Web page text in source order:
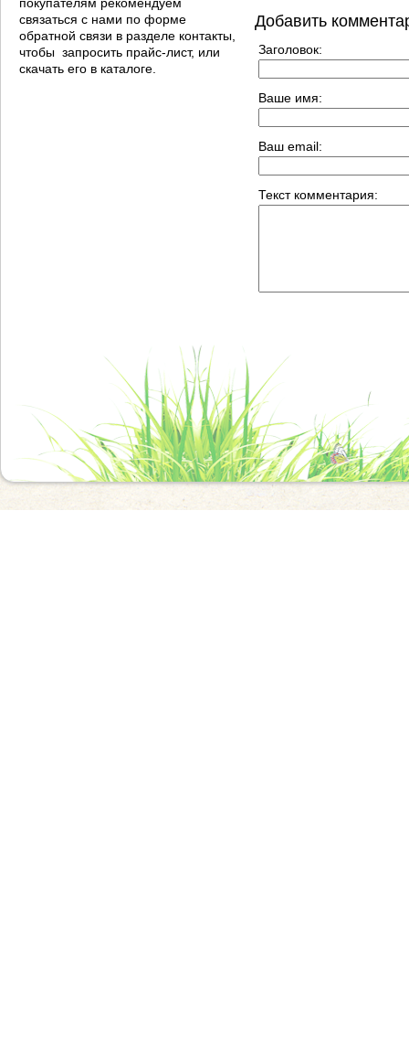
связаться с нами по форме
обратной связи в разделе контакты,
чтобы запросить прайс-лист, или
скачать его в каталоге.
Добавить
Заголовок:
Ваше имя:
Ваш email:
Текст комментария: